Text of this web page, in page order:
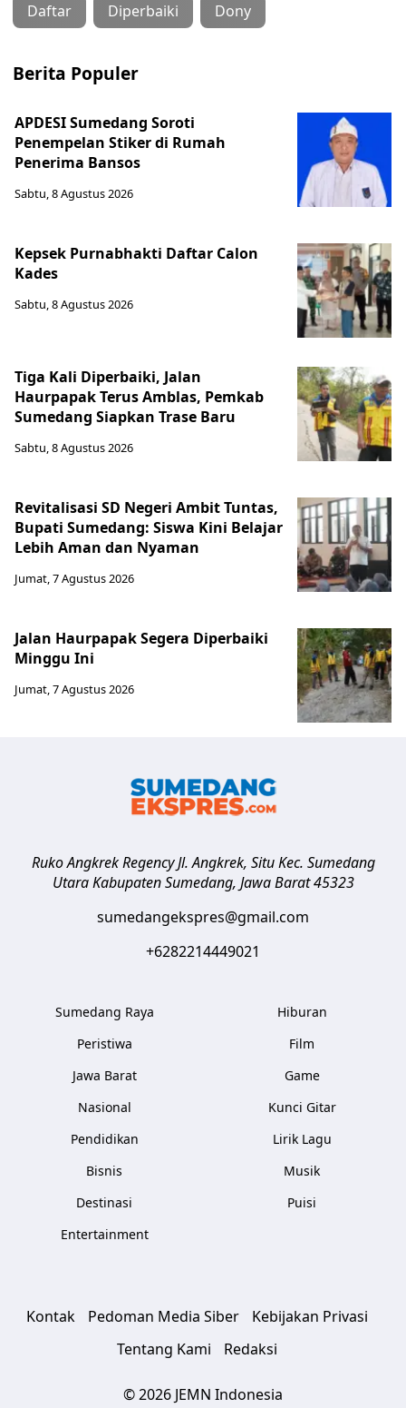
Daftar Diperbaiki Dony
Berita Populer
APDESI Sumedang Soroti
Penempelan Stiker di Rumah
Penerima Bansos
Sabtu, 8 Agustus 2026
Kepsek Purnabhakti Daftar Calon
Kades
Sabtu, 8 Agustus 2026
Tiga Kali Diperbaiki, Jalan
Haurpapak Terus Amblas, Pemkab
Sumedang Siapkan Trase Baru
Sabtu, 8 Agustus 2026
Revitalisasi SD Negeri Ambit Tuntas,
Bupati Sumedang: Siswa Kini Belajar
Lebih Aman dan Nyaman
Jumat, 7 Agustus 2026
Jalan Haurpapak Segera Diperbaiki
Minggu Ini
Jumat, 7 Agustus 2026
Ruko Angkrek Regency Jl. Angkrek, Situ Kec. Sumedang
Utara Kabupaten Sumedang, Jawa Barat 45323
sumedangekspres@gmail.com
+6282214449021
Sumedang Raya
Peristiwa
Jawa Barat
Nasional
Pendidikan
Bisnis
Destinasi
Entertainment
Hiburan
Film
Game
Kunci Gitar
Lirik Lagu
Musik
Puisi
Kontak Pedoman Media Siber
Kebijakan Privasi
Tentang Kami
Redaksi
© 2026 JEMN Indonesia